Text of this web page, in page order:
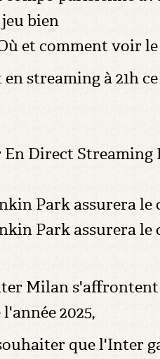
jeu bien
et comment voir
streaming à 21h
Direct Streaming
Park assurera le
Park assurera
Milan s'affrontent
2025,
que l'Inter